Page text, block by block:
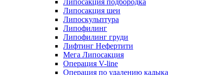
Липосакция шеи
Липоскульптура
Липофилинг
Липофилинг груди
Лифтинг Нефертити
Мега Липосакция
Операция V-line
Операция по удалению кадыка